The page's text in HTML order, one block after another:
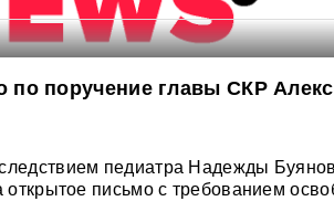
поручение главы СКР
педиатра Надежды
письмо с требованием